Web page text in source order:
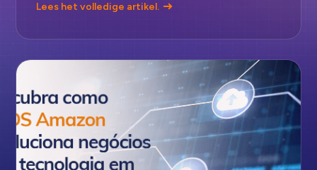
Lees het volledige artikel.